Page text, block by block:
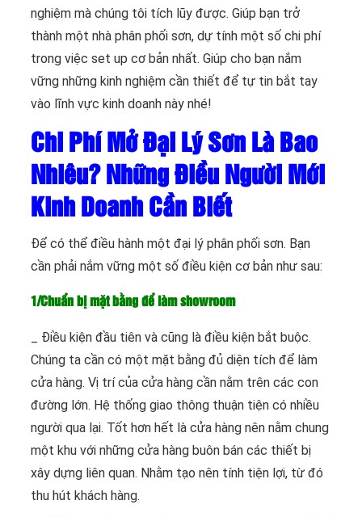
nghiệm mà chúng tôi tích lũy được. Giúp bạn trở
thành một nhà phân phối sơn, dự tính một số chi phí
trong việc set up cơ bản nhất. Giúp cho bạn nắm
vững những kinh nghiệm cần thiết để tự tin bắt tay
vào lĩnh vực kinh doanh này nhé!
Chi Phí Mở Đại Lý Sơn Là Bao
Nhiêu? Những Điều Người Mới
Kinh Doanh Cần Biết
Để có thể điều hành một đại lý phân phối sơn. Bạn
cần phải nắm vững một số điều kiện cơ bản như sau:
1/Chuẩn bị mặt bằng để làm showroom
_ Điều kiện đầu tiên và cũng là điều kiện bắt buộc.
Chúng ta cần có một mặt bằng đủ diện tích để làm
cửa hàng. Vị trí của cửa hàng cần nằm trên các con
đường lớn. Hệ thống giao thông thuận tiện có nhiều
người qua lại. Tốt hơn hết là cửa hàng nên nằm chung
một khu với những cửa hàng buôn bán các thiết bị
xây dựng liên quan. Nhằm tạo nên tính tiện lợi, từ đó
thu hút khách hàng.